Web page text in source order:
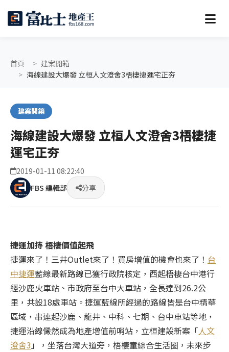
首頁
建案開箱
海線建設大爆發 立桓人文澄舍3梧棲捷運宅正夯
建案開箱
海線建設大爆發 立桓人文澄舍3梧棲捷
運宅正夯
2019-01-11 08:22:40
FBS 編輯部
分享
捷運加持 梧棲價值起飛
捷運來了！三井Outlet來了！買房增值的機會也來了！ 台
中捷運藍線最新路線已獲行政院核定，西起梧棲台中港行
經沙鹿火車站、市政府至台中大車站，全長達到26.2公
里，共設18處車站。捷運藍線所經過的路線皆是台中精華
區域，串連起沙鹿、龍井、中科、七期、台中車站等地，
捷運沿線儼然成為地產增值前哨站，立桓建設新案「人文
澄舍3 」，坐落台灣大道旁，梧棲童綜合生活圈，未來步